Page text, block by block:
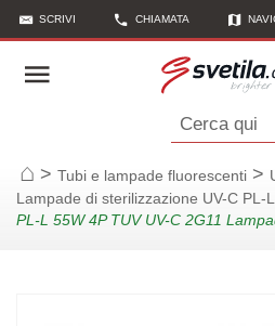
SCRIVI CHIAMATA
Cerca qui
Casa
> Tubi e lampade fluorescenti >
Lampade di sterilizzazione UV-C PL-
PL-L 55W 4P TUV UV-C 2G11